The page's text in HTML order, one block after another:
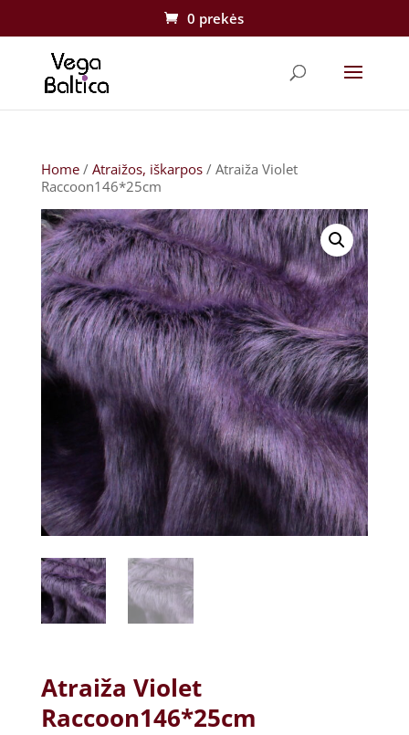
0 prekės
Home/ Atraižos, iškarpos/ Atraiža Violet
Raccoon146*25cm
Atraiža Violet
Raccoon146*25cm